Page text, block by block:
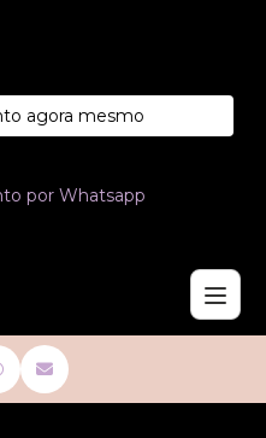
agora mesmo
por Whatsapp